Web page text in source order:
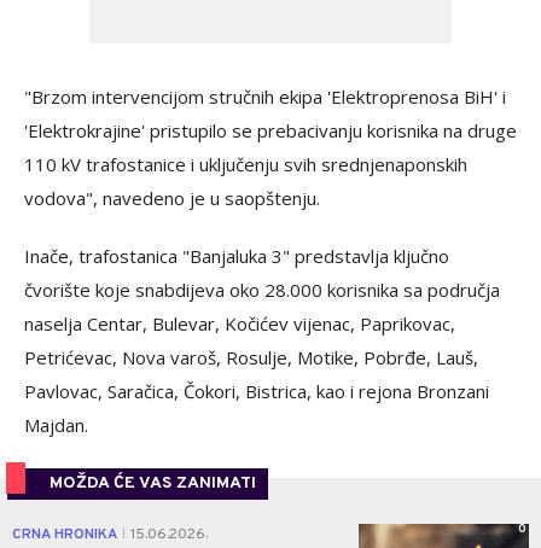
"Brzom intervencijom stručnih ekipa 'Elektroprenosa BiH' i
'Elektrokrajine' pristupilo se prebacivanju korisnika na druge
110 kV trafostanice i uključenju svih srednjenaponskih
vodova", navedeno je u saopštenju.
Inače, trafostanica "Banjaluka 3" predstavlja ključno
čvorište koje snabdijeva oko 28.000 korisnika sa područja
naselja Centar, Bulevar, Kočićev vijenac, Paprikovac,
Petrićevac, Nova varoš, Rosulje, Motike, Pobrđe, Lauš,
Pavlovac, Saračica, Čokori, Bistrica, kao i rejona Bronzani
Majdan.
MOŽDA ĆE VAS ZANIMATI
CRNA HRONIKA 15.06.2026. 0